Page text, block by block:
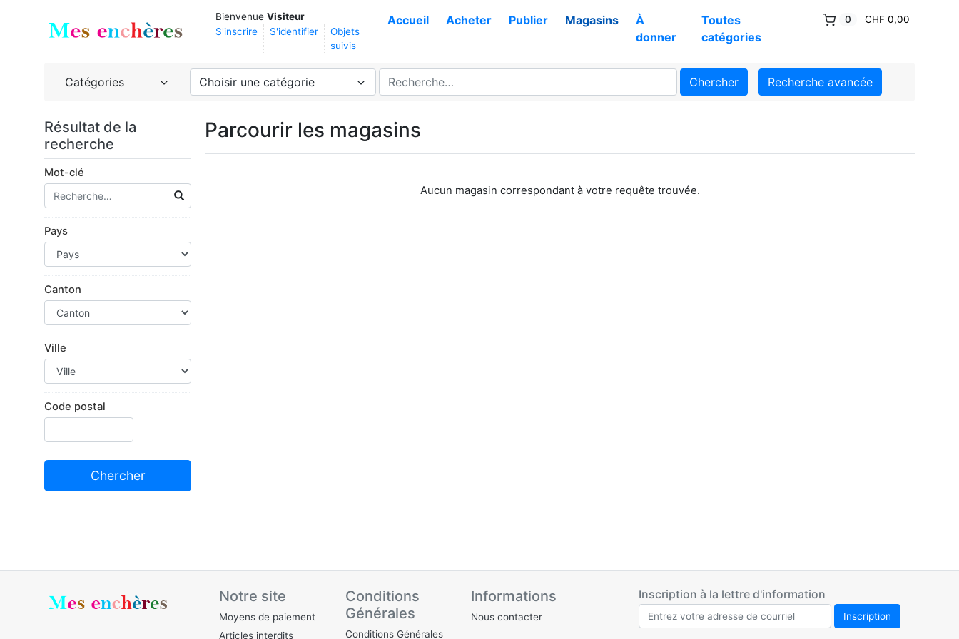
Bienvenue Visiteur
S'inscrire
S'identifier
Objets
suivis
Accueil Acheter Publier Magasins
À
donner
Toutes
catégories
0 CHF 0,00
Catégories Choisir une catégorie Chercher Recherche avancée
Résultat de la
recherche
Mot-clé
Pays
Canton
Ville
Code postal
Parcourir les magasins
Aucun magasin correspondant à votre requête trouvée.
Notre site
Moyens de paiement
Articles interdits
Conditions
Générales
Conditions Générales
Informations
Nous contacter
Inscription à la lettre d'information